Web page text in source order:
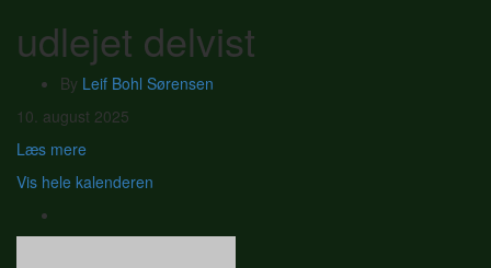
udlejet delvist
By Leif Bohl Sørensen
udlejet
10. august 2025
Læs mere
Vis hele kalenderen